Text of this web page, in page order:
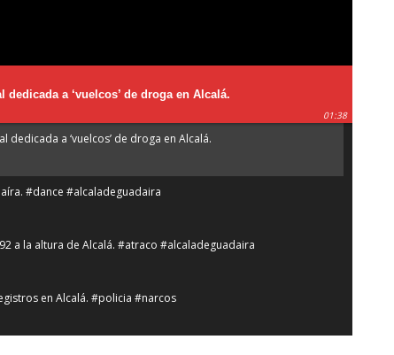
a ‘vuelcos’ de droga en Alcalá.
01:38
a ‘vuelcos’ de droga en Alcalá.
#dance #alcaladeguadaira
a la altura de Alcalá. #atraco #alcaladeguadaira
en Alcalá. #policia #narcos